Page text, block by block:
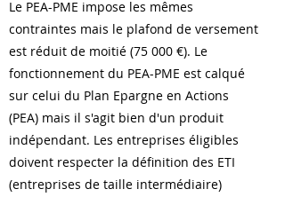
​Le PEA-PME impose les mêmes
contraintes mais le plafond de versement
est réduit de moitié (75 000 €). Le
fonctionnement du PEA-PME est calqué
sur celui du Plan Epargne en Actions
(PEA) mais il s'agit bien d'un produit
indépendant. Les entreprises éligibles
doivent respecter la définition des ETI
(entreprises de taille intermédiaire)